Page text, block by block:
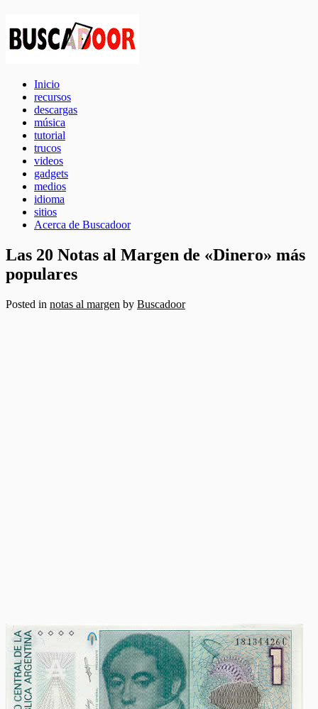
Inicio
recursos
descargas
música
tutorial
trucos
videos
gadgets
medios
idioma
sitios
Acerca de Buscadoor
Las 20 Notas al Margen de «Dinero» más
populares
Posted in notas al margen by Buscadoor